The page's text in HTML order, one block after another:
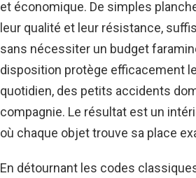
et économique. De simples
leur qualité et leur résistance,
sans nécessiter un budget
disposition protège efficacement
quotidien, des petits accidents
compagnie. Le résultat est un
où chaque objet trouve sa place
En détournant les codes